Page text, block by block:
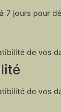
7 jours pour
de vos
de vos